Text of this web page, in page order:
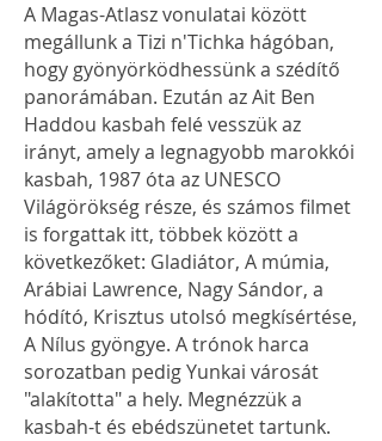
A Magas-Atlasz vonulatai között
megállunk a Tizi n'Tichka hágóban,
hogy gyönyörködhessünk a szédítő
panorámában. Ezután az Ait Ben
Haddou kasbah felé vesszük az
irányt, amely a legnagyobb marokkói
kasbah, 1987 óta az UNESCO
Világörökség része, és számos filmet
is forgattak itt, többek között a
következőket: Gladiátor, A múmia,
Arábiai Lawrence, Nagy Sándor, a
hódító, Krisztus utolsó megkísértése,
A Nílus gyöngye. A trónok harca
sorozatban pedig Yunkai városát
"alakította" a hely. Megnézzük a
kasbah-t és ebédszünetet tartunk.